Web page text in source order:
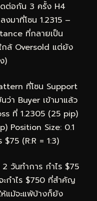
ต่อกัน 3 ครั้ง H4
มาที่โซน 1.2315 –
ที่กลายเป็น
กล้ Oversold แต่ยัง
)
ที่โซน Support
า Buyer เข้ามาแล้ว
ที่ 1.2305 (25 pip)
Position Size: 0.1
(R:R = 1:3)
วันทำการ กำไร $75
กำไร $750 ที่สำคัญ
แม้จะแพ้บ้างก็ยัง